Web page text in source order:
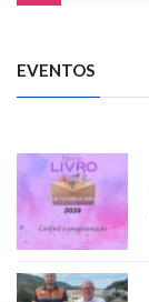
EVENTOS